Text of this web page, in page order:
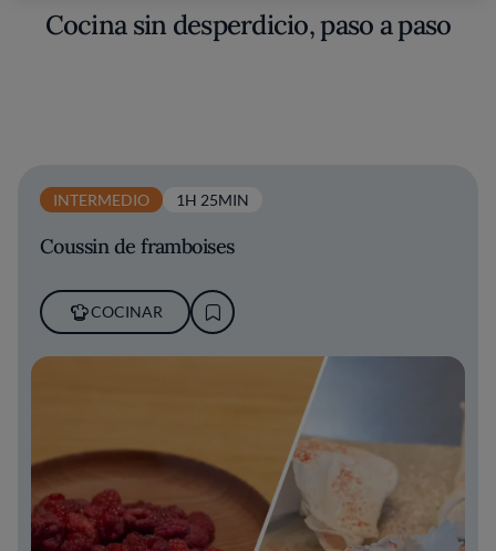
Cocina sin desperdicio, paso a paso
INTERMEDIO 1H 25MIN
Coussin de framboises
COCINAR